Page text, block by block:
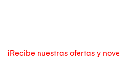
¡Recibe nuestras ofertas y